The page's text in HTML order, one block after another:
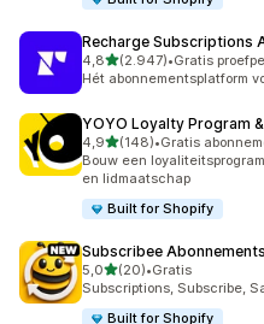
Recharge Subscriptions
4,8van 5 sterren
(2.947)
2947 recensies in totaal
•Gratis
Hét abonnementsplatform
YOYO Loyalty Program
4,9van 5 sterren
(148)
148 recensies in totaal
•Gratis
Bouw een
en lidmaatschap
Built for Shopify
Subscribee
5,0van 5 sterren
(20)
20 recensies in totaal
•Gratis
Subscriptions, Subscribe,
Built for Shopify